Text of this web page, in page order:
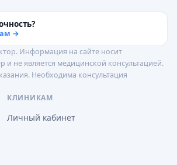
→
Информация на сайте носит
и не является медицинской консультацией.
Необходима консультация
КЛИНИКАМ
Личный кабинет